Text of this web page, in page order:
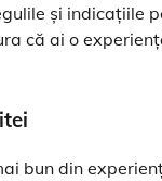
și indicațiile
că ai o
bun din